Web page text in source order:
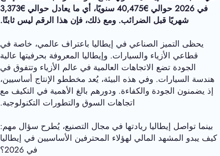
في 2026 حوالي €
40,475
سنويًا، أي ما يعادل حوالي €3,373
شهريًا قبل الضرائب. ومع ذلك، فإن هذا الرقم ليس ثابتًا.
يحظى التميز الصناعي في إيطاليا باعتراف عالمي، خاصة في
قطاعي الأزياء والسيارات. وإيطاليا المعروفة بحرفيتها عالية
الجودة تضع الاتجاهات العالمية في عالم الأزياء وتتفوق في
هندسة السيارات. وفي هذه البيئة، يُعد مخططو الإنتاج أساسيين،
إذ يضمنون الجودة والكفاءة. ودورهم بالغ الأهمية في التكيف مع
اتجاهات السوق والتطورات التكنولوجية.
بينما تواصل إيطاليا ريادتها في مجال التصنيع، يُطرح سؤال مهم:
كيف يبدو المشهد المالي لهؤلاء المحترفين الأساسيين في إيطاليا
في 2026؟